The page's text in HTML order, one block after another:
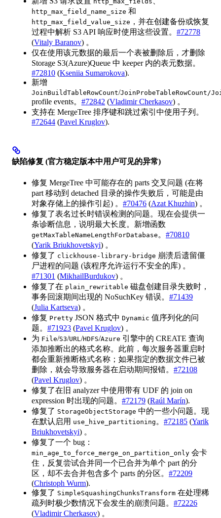
http_max_field_name_size 和
http_max_field_value_size ，并在创建备份或恢复
过程中解析 S3 API 响应时使用这些设置。 #72778
(Vitaly Baranov) 。
仅在使用该元数据的最后一个表被删除后，才删除
Storage S3(Azure)Queue 中 keeper 内的表元数据。
#72810 (Kseniia Sumarokova).
新增
JoinBuildTableRowCount/JoinProbeTableRowCount/
profile events。 #72842 (Vladimir Cherkasov) 。
支持在 MergeTree 排序键和跳过索引中使用子列。
#72644 (Pavel Kruglov).
缺陷修复 (官方稳定版本中用户可见的异常)
修复 MergeTree 中可能存在的 parts 交叉问题 (在将
part 移动到 detached 目录的操作失败后，可能是由
对象存储上的操作引起) 。 #70476 (Azat Khuzhin) 。
修复了表名过长时错误检测的问题。现在会提供一
条诊断信息，说明最大长度。新增函数
getMaxTableNameLengthForDatabase 。 #70810
(Yarik Briukhovetskyi) 。
修复了 clickhouse-library-bridge 崩溃后遗留僵
尸进程的问题 (该程序允许运行不安全的库) 。
#71301 (MikhailBurdukov) 。
修复了在 plain_rewritable 磁盘创建目录失败时，
事务回滚期间出现的 NoSuchKey 错误。 #71439
(Julia Kartseva) 。
修复 Pretty JSON 格式中 Dynamic 值序列化的问
题。 #71923 (Pavel Kruglov) 。
为 File/S3/URL /HDFS/Azure 引擎中的 CREATE 查询
添加推断出的格式名称。此前，每次服务器重启时
都会重新推断格式名称；如果指定的数据文件已被
删除，就会导致服务器在启动期间报错。 #72108
(Pavel Kruglov) 。
修复了在旧 analyzer 中使用带有 UDF 的 join on
expression 时出现的问题。 #72179 (Raúl Marín).
修复了 StorageObjectStorage 中的一些小问题。现
在默认启用 use_hive_partitioning 。 #72185 (Yarik
Briukhovetskyi) 。
修复了一个 bug：
min_age_to_force_merge_on_partition_only 会卡
住，反复尝试合并同一个已合并为单个 part 的分
区，却不去合并包含多个 parts 的分区。 #72209
(Christoph Wurm).
修复了 SimpleSquashingChunksTransform 在处理稀
疏列时极少数情况下会发生的崩溃问题。 #72226
(Vladimir Cherkasov) 。